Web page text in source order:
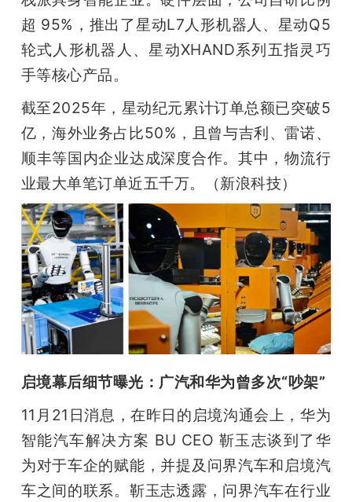
超 95%，推出了星动L7人形机器人、星动Q5
轮式人形机器人、星动XHAND系列五指灵巧
手等核心产品。
截至2025年，星动纪元累计订单总额已突破5
亿，海外业务占比50%，且曾与吉利、雷诺、
顺丰等国内企业达成深度合作。其中，物流行
业最大单笔订单近五千万。（新浪科技）
启境幕后细节曝光：广汽和华为曾多次“吵架”
11月21日消息，在昨日的启境沟通会上，华为
智能汽车解决方案 BU CEO 靳玉志谈到了华
为对于车企的赋能，并提及问界汽车和启境汽
车之间的联系。靳玉志透露，问界汽车在行业